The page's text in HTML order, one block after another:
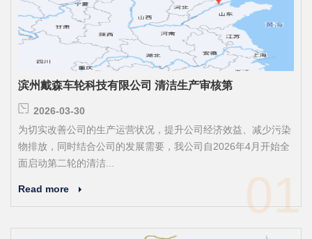
滨州戴森车轮科技有限公司 清洁生产审核第
2026-03-30
为切实改善公司的生产运营状况，提升公司经济效益、减少污染
物排放，同时结合公司的发展需要，我公司自2026年4月开始全
面启动第二轮的清洁...
Read more 01